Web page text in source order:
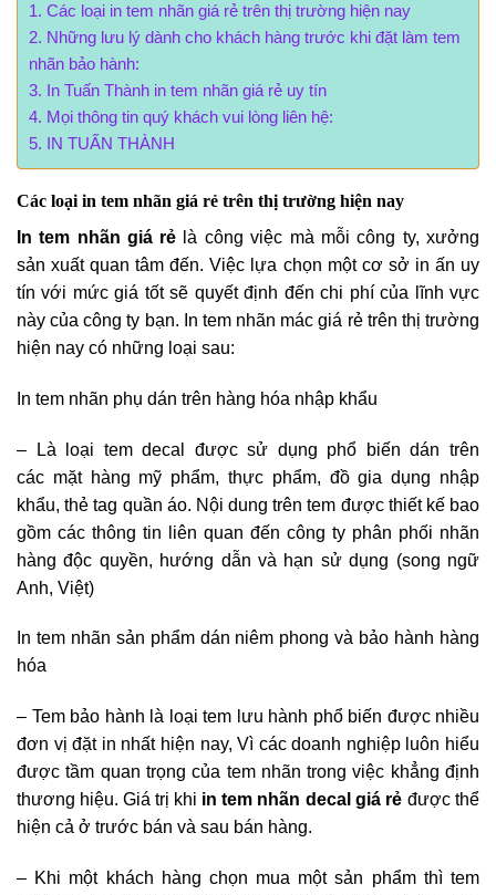
Các loại in tem nhãn giá rẻ trên thị trường hiện nay
Những lưu lý dành cho khách hàng trước khi đặt làm tem
nhãn bảo hành:
In Tuấn Thành in tem nhãn giá rẻ uy tín
Mọi thông tin quý khách vui lòng liên hệ:
IN TUẤN THÀNH
Các loại in tem nhãn giá rẻ trên thị trường hiện nay
In tem nhãn giá rẻ là công việc mà mỗi công ty, xưởng
sản xuất quan tâm đến. Việc lựa chọn một cơ sở in ấn uy
tín với mức giá tốt sẽ quyết định đến chi phí của lĩnh vực
này của công ty bạn. In tem nhãn mác giá rẻ trên thị trường
hiện nay có những loại sau:
In tem nhãn phụ dán trên hàng hóa nhập khẩu
– Là loại tem decal được sử dụng phổ biến dán trên
các mặt hàng mỹ phẩm, thực phẩm, đồ gia dụng nhập
khẩu, thẻ tag quần áo. Nội dung trên tem được thiết kế bao
gồm các thông tin liên quan đến công ty phân phối nhãn
hàng độc quyền, hướng dẫn và hạn sử dụng (song ngữ
Anh, Việt)
In tem nhãn sản phẩm dán niêm phong và bảo hành hàng
hóa
– Tem bảo hành là loại tem lưu hành phổ biến được nhiều
đơn vị đặt in nhất hiện nay, Vì các doanh nghiệp luôn hiểu
được tầm quan trọng của tem nhãn trong việc khẳng định
thương hiệu. Giá trị khi in tem nhãn decal giá rẻ được thể
hiện cả ở trước bán và sau bán hàng.
– Khi một khách hàng chọn mua một sản phẩm thì tem